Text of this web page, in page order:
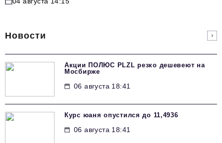
Новости
Акции ПОЛЮС PLZL резко дешевеют на
Мосбирже
06 августа 18:41
Курс юаня опустился до 11,4936
06 августа 18:41